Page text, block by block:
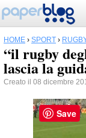
HOME › SPORT ›
“il rugby
lascia la
Creato il 08 dicembre
Save